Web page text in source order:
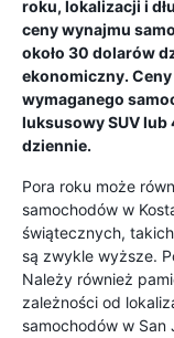
roku, lokalizacji i
ceny wynajmu
około 30 dolarów
ekonomiczny.
wymaganego
luksusowy SUV
dziennie.
Pora roku może
samochodów w
świątecznych,
są zwykle wyższe.
Należy również
zależności od
samochodów w